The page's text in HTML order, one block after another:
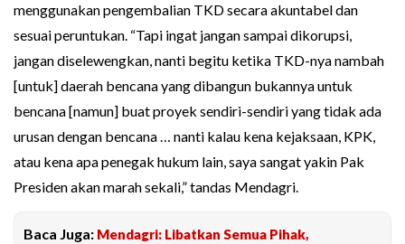
menggunakan pengembalian TKD secara akuntabel dan
sesuai peruntukan. “Tapi ingat jangan sampai dikorupsi,
jangan diselewengkan, nanti begitu ketika TKD-nya nambah
[untuk] daerah bencana yang dibangun bukannya untuk
bencana [namun] buat proyek sendiri-sendiri yang tidak ada
urusan dengan bencana … nanti kalau kena kejaksaan, KPK,
atau kena apa penegak hukum lain, saya sangat yakin Pak
Presiden akan marah sekali,” tandas Mendagri.
Baca Juga: Mendagri: Libatkan Semua Pihak,